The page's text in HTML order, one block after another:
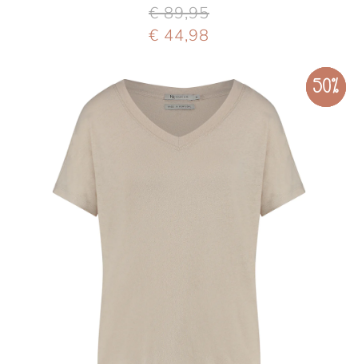
€ 89,95
€ 44,98
50%
50%
50%